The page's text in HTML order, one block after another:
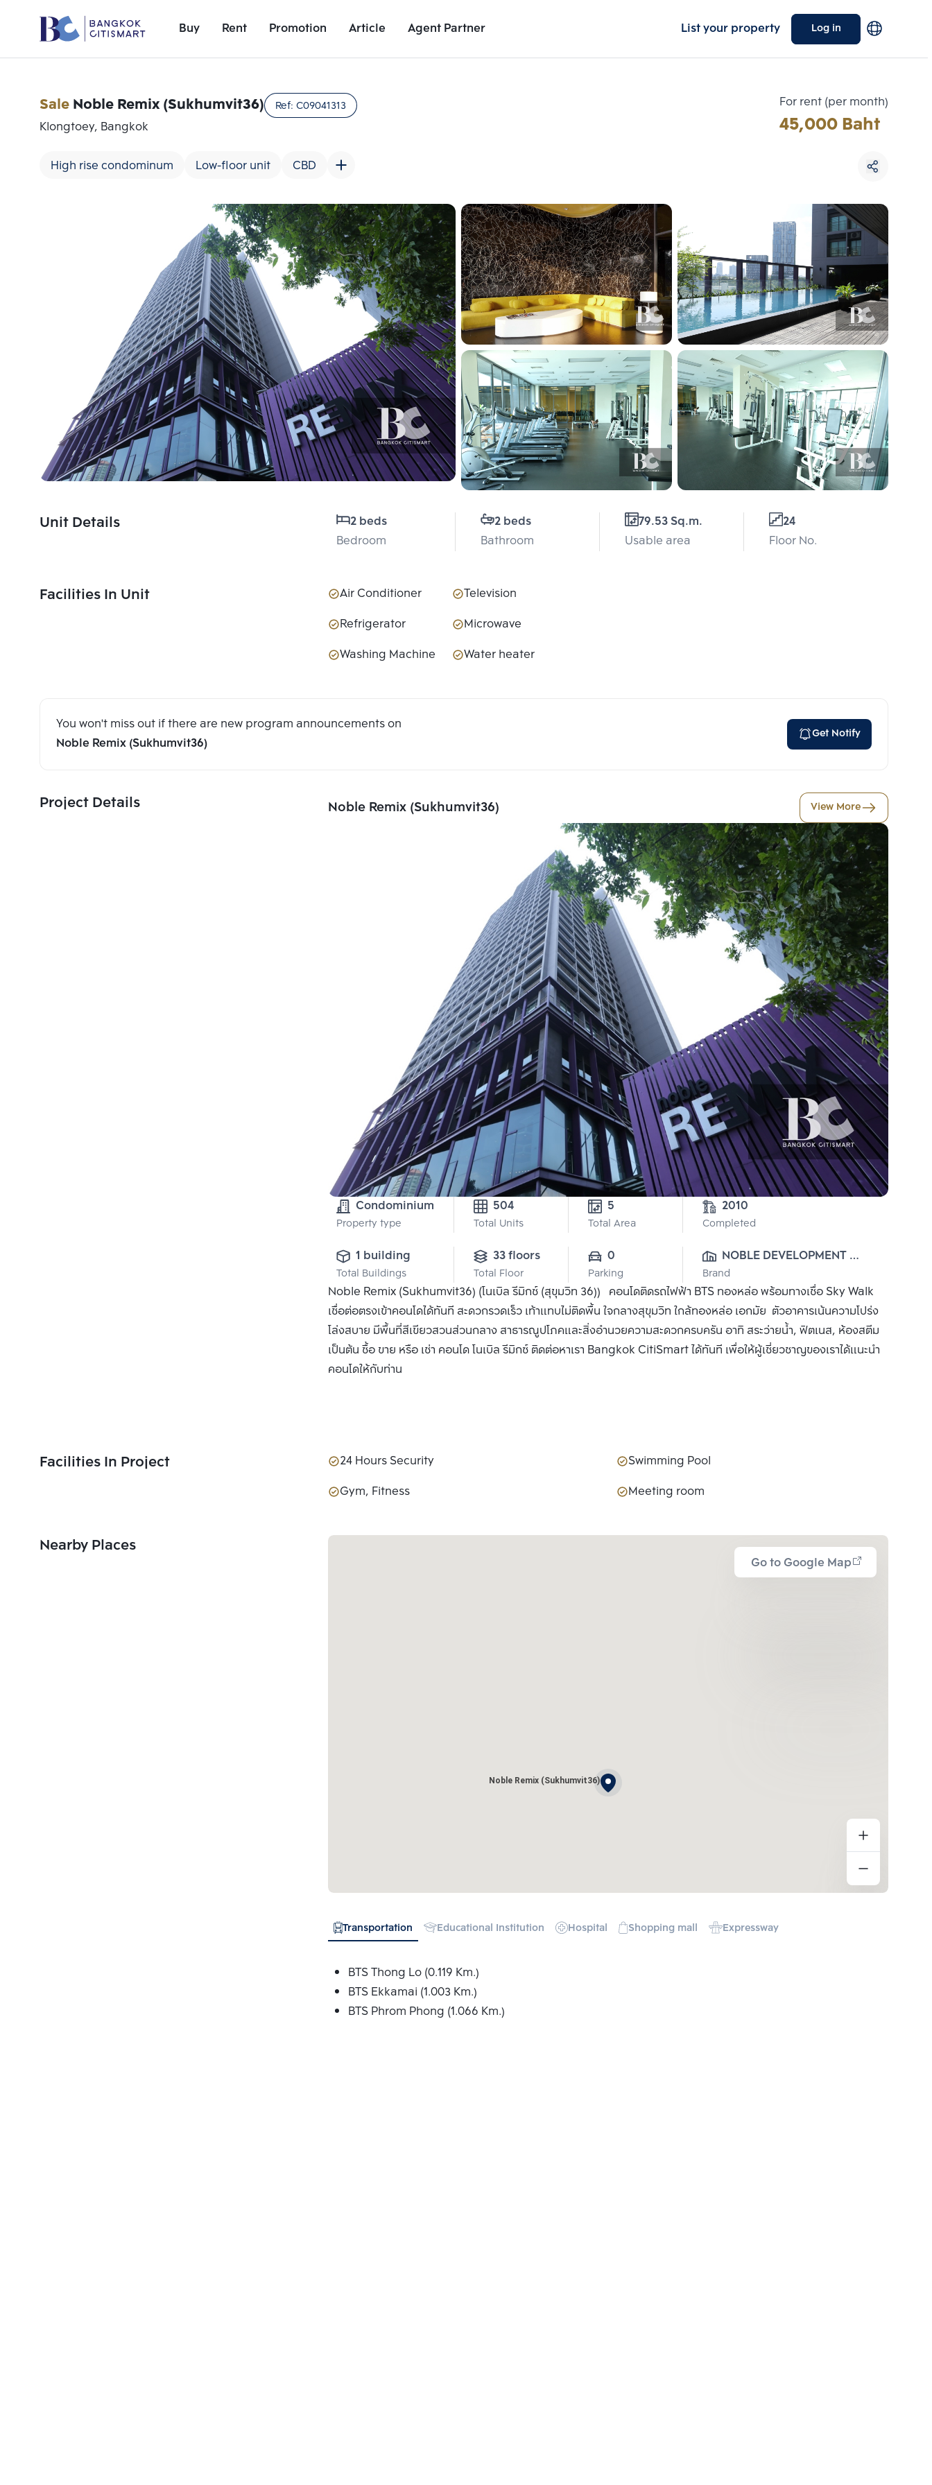
Buy Rent Promotion Article Agent Partner List your property Log in
Unit Details
SaleNoble Remix (Sukhumvit36) Ref: C09041313
Klongtoey, Bangkok
High rise condominum Low-floor unit CBD
For rent (per month)
45,000 Baht
Unit Details
2 beds
Bedroom
2 beds
Bathroom
79.53 Sq.m.
Usable area
24
Floor No.
Facilities In Unit Air Conditioner
Television
Refrigerator
Microwave
Washing Machine
Water heater
You won't miss out if there are new program announcements on
Noble Remix (Sukhumvit36)
Get Notify
Project Details Noble Remix (Sukhumvit36) View More
Condominium
Property type
504
Total Units Total Area
2010
Completed
1 building
Total Buildings
33 floors
Total Floor
0
Parking
NOBLE DEVELOPMENT
PUBLIC CO., LTD.
Brand
Noble Remix (Sukhumvit36) (โนเบิล รีมิกซ์ (สุขุมวิท 36)) คอนโดติดรถไฟฟ้า BTS ทองหล่อ พร้อมทางเชื่อ Sky Walk
เชื่อต่อตรงเข้าคอนโดได้ทันที สะดวกรวดเร็ว เท้าแทบไม่ติดพื้น ใจกลางสุขุมวิท ใกล้ทองหล่อ เอกมัย ตัวอาคารเน้นความโปร่ง
โล่งสบาย มีพื้นที่สีเขียวสวนส่วนกลาง สาธารณูปโภคและสิ่งอำนวยความสะดวกครบครัน อาทิ สระว่ายน้ำ, ฟิตเนส, ห้องสตีม
เป็นต้น ซื้อ ขาย หรือ เช่า คอนโด โนเบิล รีมิกซ์ ติดต่อหาเรา Bangkok CitiSmart ได้ทันที เพื่อให้ผู้เชี่ยวชาญของเราได้แนะนำ
คอนโดให้กับท่าน
Facilities In Project 24 Hours Security
Swimming Pool
Gym, Fitness
Meeting room
Nearby Places
Go to Google Map
Noble Remix (Sukhumvit36)
Transportation Educational Institution Hospital Shopping mall Expressway
BTS Thong Lo (0.119 Km.)
BTS Ekkamai (1.003 Km.)
BTS Phrom Phong (1.066 Km.)
Add comparative units
Number 1
Add comparative units
Number 2
Add comparative units
Number 3
Compare
Clear all